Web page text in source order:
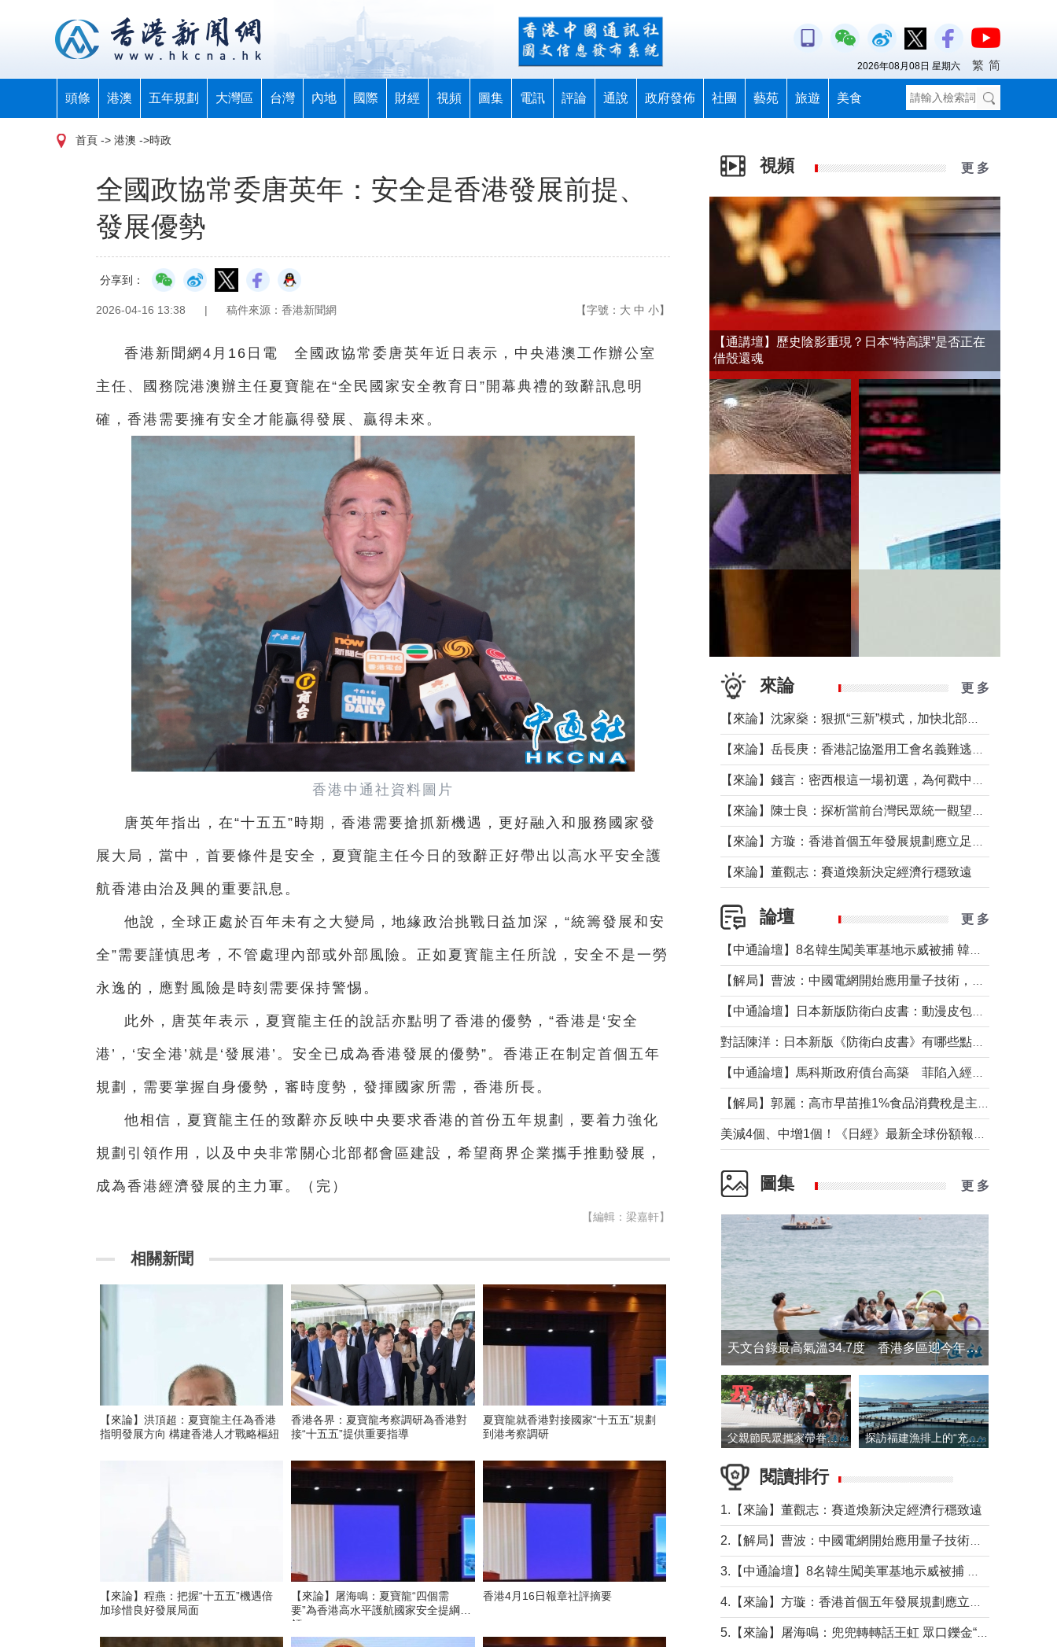
頭條 港澳 五年規劃 大灣區 台灣 內地 國際 財經 視頻 圖集 電訊 評論 通說 政府發佈 社團 藝苑 旅遊 美食
2026年08月08日 星期六 繁 简
首頁 -> 港澳 ->時政
全國政協常委唐英年：安全是香港發展前提、
發展優勢
分享到：
2026-04-16 13:38 | 稿件來源：香港新聞網 【字號： 大 中 小】
香港新聞網4月16日電 全國政協常委唐英年近日表示，中央港澳工作辦公室
主任、國務院港澳辦主任夏寶龍在“全民國家安全教育日”開幕典禮的致辭訊息明
確，香港需要擁有安全才能贏得發展、贏得未來。
香港中通社資料圖片
唐英年指出，在“十五五”時期，香港需要搶抓新機遇，更好融入和服務國家發
展大局，當中，首要條件是安全，夏寶龍主任今日的致辭正好帶出以高水平安全護
航香港由治及興的重要訊息。
他說，全球正處於百年未有之大變局，地緣政治挑戰日益加深，“統籌發展和安
全”需要謹慎思考，不管處理內部或外部風險。正如夏寳龍主任所說，安全不是一勞
永逸的，應對風險是時刻需要保持警惕。
此外，唐英年表示，夏寶龍主任的說話亦點明了香港的優勢，“香港是‘安全
港’，‘安全港’就是‘發展港’。安全已成為香港發展的優勢”。香港正在制定首個五年
規劃，需要掌握自身優勢，審時度勢，發揮國家所需，香港所長。
他相信，夏寶龍主任的致辭亦反映中央要求香港的首份五年規劃，要着力強化
規劃引領作用，以及中央非常關心北部都會區建設，希望商界企業攜手推動發展，
成為香港經濟發展的主力軍。（完）
【編輯：梁嘉軒】
相關新聞
【來論】洪頂超：夏寶龍主任為香港
指明發展方向 構建香港人才戰略樞紐
香港各界：夏寶龍考察調研為香港對
接“十五五”提供重要指導
夏寶龍就香港對接國家“十五五”規劃
到港考察調研
【來論】程燕：把握“十五五”機遇倍
加珍惜良好發展局面
【來論】屠海鳴：夏寶龍“四個需
要”為香港高水平護航國家安全提綱挈
領
香港4月16日報章社評摘要
視頻 更 多
【通講壇】歷史陰影重現？日本“特高課”是否正在
借殼還魂
來論 更 多
【來論】董觀志：賽道煥新決定經濟行穩致遠
論壇 更 多
圖集 更 多
天文台錄最高氣溫34.7度 香港多區迎今年最熱一天
父親節民眾攜家帶眷出遊 探訪福建漁排上的“充電寶”
閱讀排行
1.【來論】董觀志：賽道煥新決定經濟行穩致遠